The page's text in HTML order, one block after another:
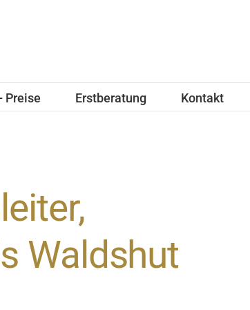
Preise Erstberatung Kontakt
Waldshut